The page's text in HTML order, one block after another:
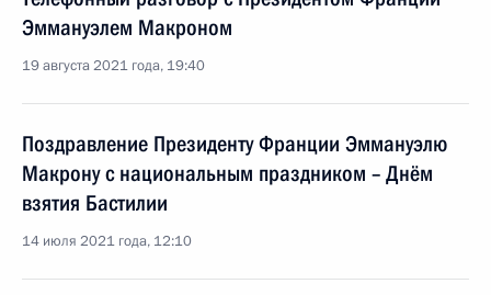
Эммануэлем Макроном
19 августа 2021 года, 19:40
Поздравление Президенту Франции Эммануэлю
Макрону с национальным праздником – Днём
взятия Бастилии
14 июля 2021 года, 12:10